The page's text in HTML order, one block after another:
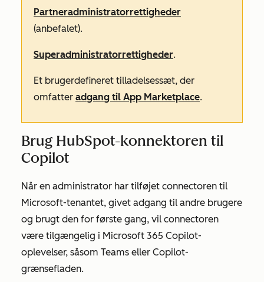
Partneradministratorrettigheder
(anbefalet).
Superadministratorrettigheder.
Et brugerdefineret tilladelsessæt, der
omfatter adgang til App Marketplace.
Brug HubSpot-konnektoren til
Copilot
Når en administrator har tilføjet connectoren til
Microsoft-tenantet, givet adgang til andre brugere
og brugt den for første gang, vil connectoren
være tilgængelig i Microsoft 365 Copilot-
oplevelser, såsom Teams eller Copilot-
grænsefladen.